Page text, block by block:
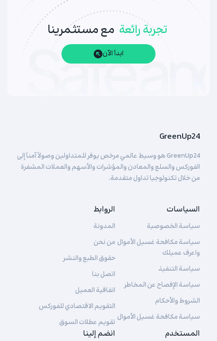
تجربة رائعة مع مستثمرينا
ابدأ الآن
GreenUp24
GreenUp24 هو وسيط عالمي مرخص يوفر للمتداولين وصولاً آمناً إلى
الفوركس والسلع والمعادن والمؤشرات والأسهم والعملات المشفرة
من خلال تكنولوجيا تداول متقدمة.
السياسات
سياسة الخصوصية
سياسة مكافحة غسيل الأموال
واعرف عميلك
سياسة التنفيذ
سياسة الإفصاح عن المخاطر
الشروط والأحكام
سياسة مكافحة غسيل الأموال
الروابط
المدونة
من نحن
حقوق الطبع والنشر
اتصل بنا
اتفاقية العميل
التقويم الاقتصادي للفوركس
تقويم عطلات السوق
المستخدم انضم إلينا